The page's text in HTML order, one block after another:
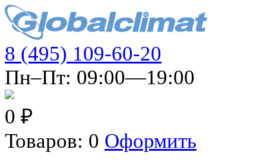
8 (495) 109-60-20
Пн–Пт: 09:00—19:00
0 ₽
Товаров: 0 Оформить